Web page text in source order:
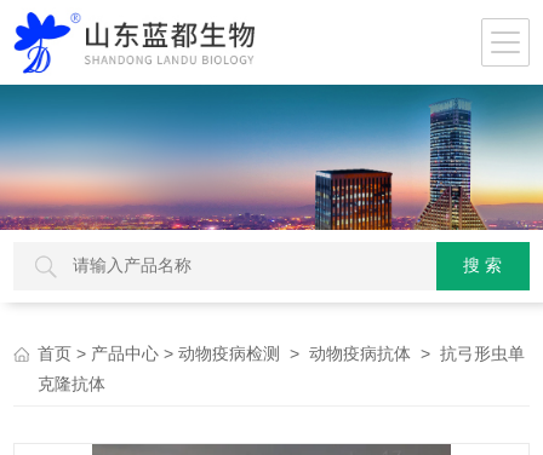
首页 > 产品中心 >动物疫病检测 >动物疫病抗体 > 抗弓形虫单
克隆抗体